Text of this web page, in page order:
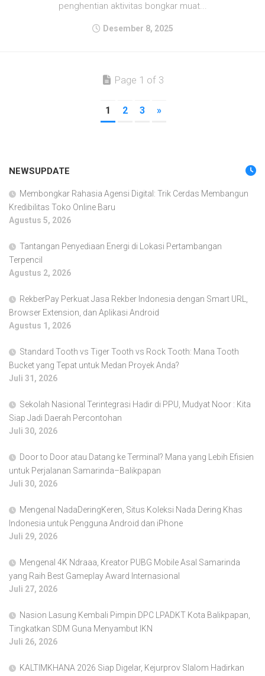
penghentian aktivitas bongkar muat...
Desember 8, 2025
Page 1 of 3
1 2 3 »
NEWSUPDATE
Membongkar Rahasia Agensi Digital: Trik Cerdas Membangun
Kredibilitas Toko Online Baru
Agustus 5, 2026
Tantangan Penyediaan Energi di Lokasi Pertambangan
Terpencil
Agustus 2, 2026
RekberPay Perkuat Jasa Rekber Indonesia dengan Smart URL,
Browser Extension, dan Aplikasi Android
Agustus 1, 2026
Standard Tooth vs Tiger Tooth vs Rock Tooth: Mana Tooth
Bucket yang Tepat untuk Medan Proyek Anda?
Juli 31, 2026
Sekolah Nasional Terintegrasi Hadir di PPU, Mudyat Noor : Kita
Siap Jadi Daerah Percontohan
Juli 30, 2026
Door to Door atau Datang ke Terminal? Mana yang Lebih Efisien
untuk Perjalanan Samarinda–Balikpapan
Juli 30, 2026
Mengenal NadaDeringKeren, Situs Koleksi Nada Dering Khas
Indonesia untuk Pengguna Android dan iPhone
Juli 29, 2026
Mengenal 4K Ndraaa, Kreator PUBG Mobile Asal Samarinda
yang Raih Best Gameplay Award Internasional
Juli 27, 2026
Nasion Lasung Kembali Pimpin DPC LPADKT Kota Balikpapan,
Tingkatkan SDM Guna Menyambut IKN
Juli 26, 2026
KALTIMKHANA 2026 Siap Digelar, Kejurprov Slalom Hadirkan